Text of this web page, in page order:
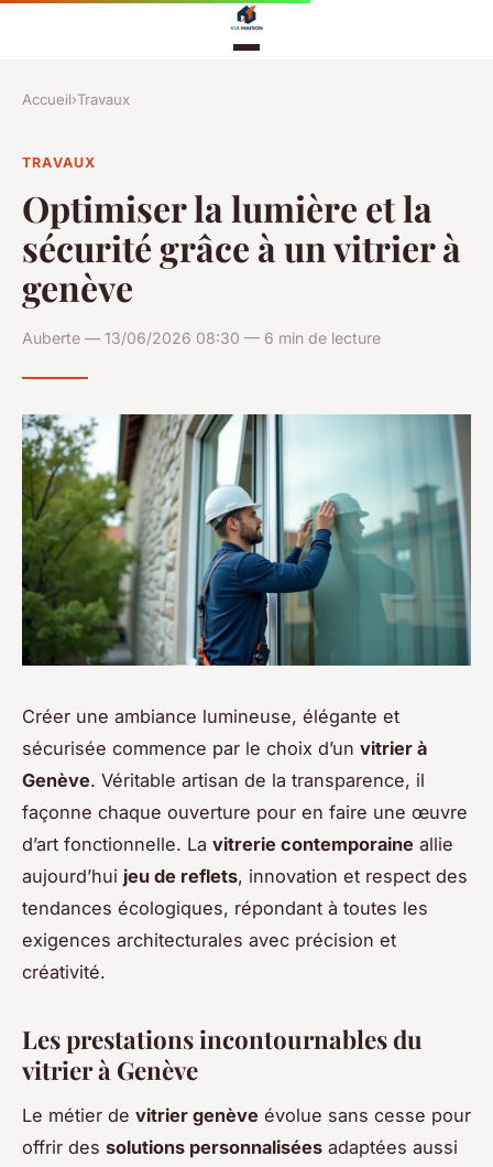
Accueil›Travaux
TRAVAUX
Optimiser la lumière et la
sécurité grâce à un vitrier à
genève
Auberte — 13/06/2026 08:30 — 6 min de lecture
Créer une ambiance lumineuse, élégante et
sécurisée commence par le choix d’un vitrier à
Genève. Véritable artisan de la transparence, il
façonne chaque ouverture pour en faire une œuvre
d’art fonctionnelle. La vitrerie contemporaine allie
aujourd’hui jeu de reflets, innovation et respect des
tendances écologiques, répondant à toutes les
exigences architecturales avec précision et
créativité.
Les prestations incontournables du
vitrier à Genève
Le métier de vitrier genève évolue sans cesse pour
offrir des solutions personnalisées adaptées aussi